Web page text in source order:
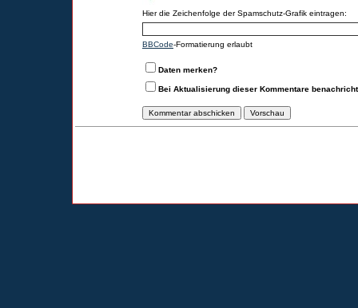
Hier die Zeichenfolge der Spamschutz-Grafik eintragen:
BBCode-Formatierung erlaubt
Daten merken?
Bei Aktualisierung dieser Kommentare